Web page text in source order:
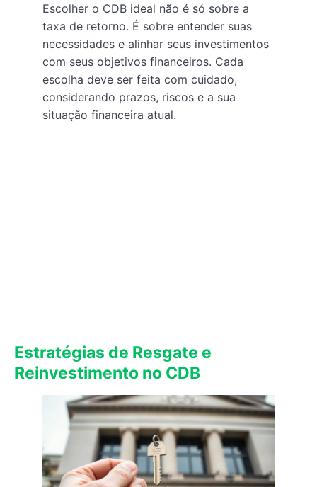
Escolher o CDB ideal não é só sobre a
taxa de retorno. É sobre entender suas
necessidades e alinhar seus investimentos
com seus objetivos financeiros. Cada
escolha deve ser feita com cuidado,
considerando prazos, riscos e a sua
situação financeira atual.
Estratégias de Resgate e
Reinvestimento no CDB